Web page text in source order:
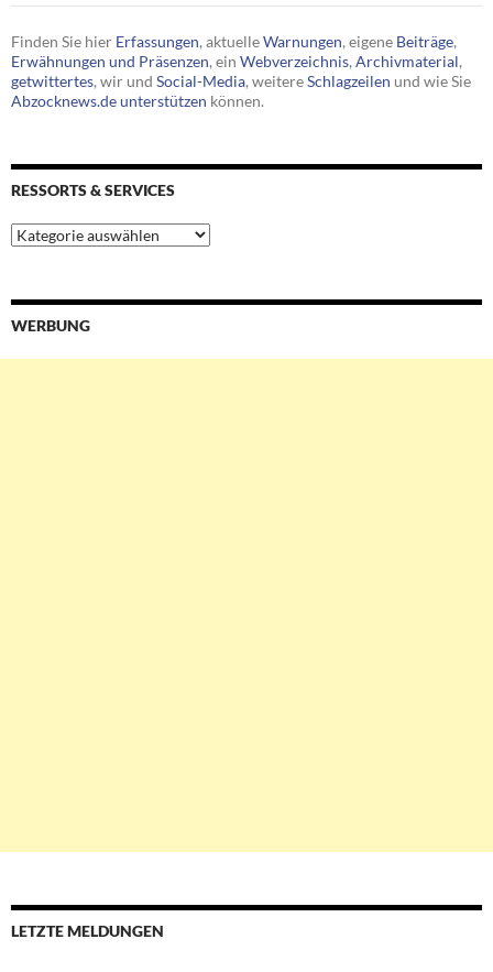
Finden Sie hier Erfassungen, aktuelleWarnungen, eigene Beiträge,
Erwähnungen und Präsenzen, ein Webverzeichnis, Archivmaterial,
getwittertes, wir und Social-Media, weitereSchlagzeilen und wie Sie
Abzocknews.de unterstützen können.
RESSORTS & SERVICES
Ressorts
&
WERBUNG
LETZTE MELDUNGEN